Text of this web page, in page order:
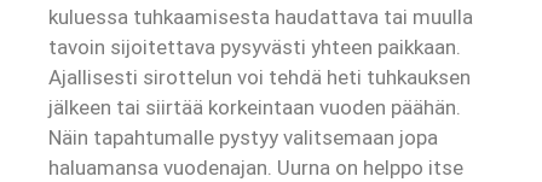
kuluessa tuhkaamisesta haudattava tai muulla
tavoin sijoitettava pysyvästi yhteen paikkaan.
Ajallisesti sirottelun voi tehdä heti tuhkauksen
jälkeen tai siirtää korkeintaan vuoden päähän.
Näin tapahtumalle pystyy valitsemaan jopa
haluamansa vuodenajan. Uurna on helppo itse